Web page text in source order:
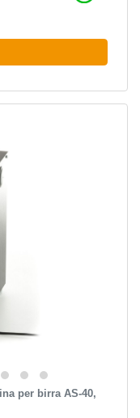
per birra AS-40,